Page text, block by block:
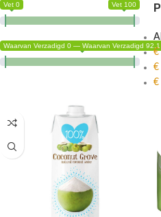
Vet 0 Vet 100
Waarvan Verzadigd 0 — Waarvan Verzadigd 92.1
€
€
€